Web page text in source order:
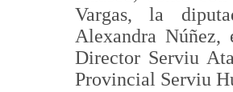
Vargas, la
Alexandra
Director Serviu
Provincial Serviu